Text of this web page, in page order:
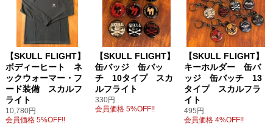
【SKULL FLIGHT】
ボディーヒート ネ
ックウォーマー・フ
ード装備 スカルフ
ライト
10,780円
会員価格 5%OFF!!
【SKULL FLIGHT】
缶バッジ 缶バッ
チ 10タイプ スカ
ルフライト
330円
会員価格 5%OFF!!
【SKULL FLIGHT】
キーホルダー 缶バ
ッジ 缶バッチ 13
タイプ スカルフラ
イト
495円
会員価格 4%OFF!!